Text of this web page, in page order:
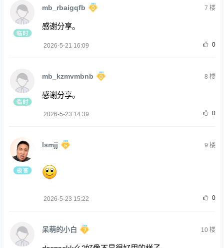
mb_rbaigqfb 7 楼
感谢分享。
2026-5-21 16:09 0
mb_kzmvmbnb 8 楼
感谢分享。
2026-5-23 14:39 0
lsmjj 9 楼
2026-5-23 15:22 0
呆萌的小白 10楼